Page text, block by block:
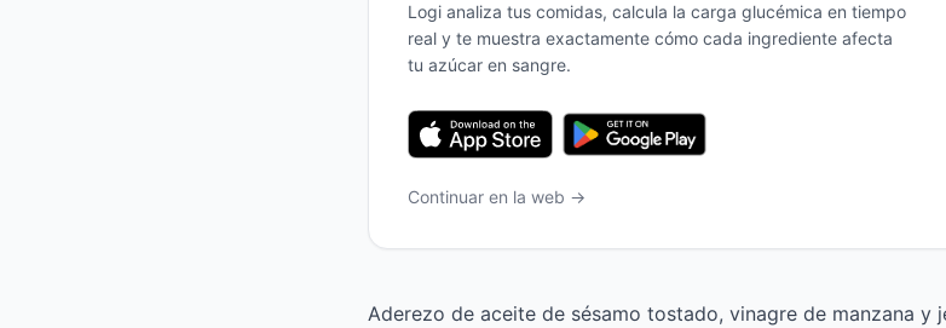
Logi analiza tus comidas, calcula la carga glucémica en tiempo
real y te muestra exactamente cómo cada ingrediente afecta
tu azúcar en sangre.
Continuar en la web →
Aderezo de aceite de sésamo tostado, vinagre de manzana y